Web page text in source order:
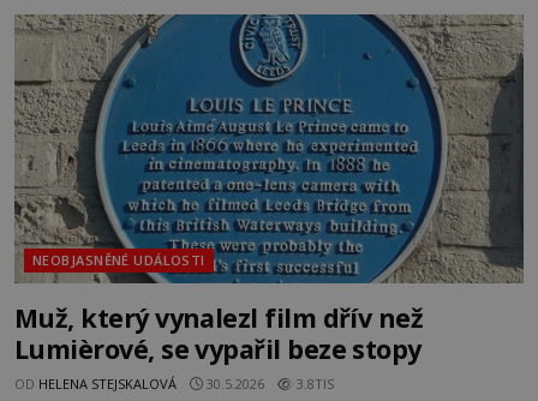
NEOBJASNĚNÉ UDÁLOSTI
Muž, který vynalezl film dřív než
Lumièrové, se vypařil beze stopy
OD HELENA STEJSKALOVÁ 30.5.2026 3.8TIS